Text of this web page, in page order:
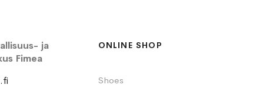
ja
Fimea
ONLINE SHOP
Shoes